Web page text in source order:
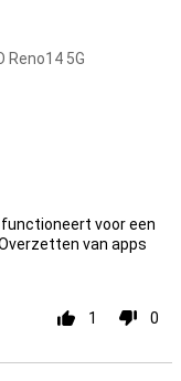
5G
functioneert voor een
van apps
1 0